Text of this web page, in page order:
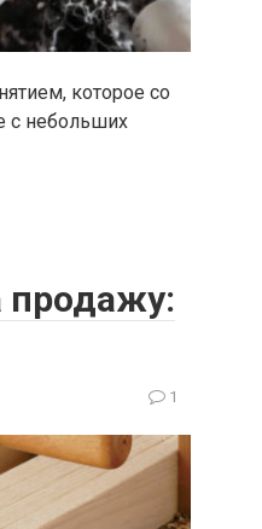
которое со
с небольших
продажу:
1